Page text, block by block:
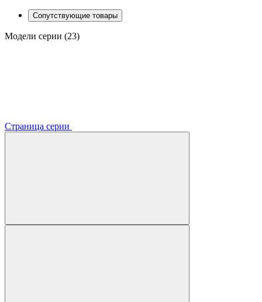
Сопутствующие товары
Модели серии (23)
Страница серии